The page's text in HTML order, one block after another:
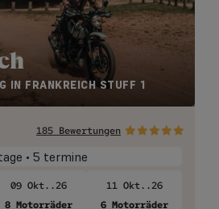
IN FRANKREICH STUFF 1
185 Bewertungen
• 5 termine
09 Okt..26
8 Motorräder
11 Okt..26
6 Motorräder